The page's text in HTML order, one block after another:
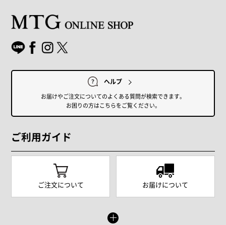
ヘルプ
お届けやご注文についてのよくある質問が検索できます。
お困りの方はこちらをご覧ください。
ご利用ガイド
ご注文について お届けについて